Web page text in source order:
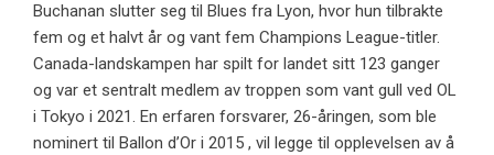
Buchanan slutter seg til Blues fra Lyon, hvor hun tilbrakte
fem og et halvt år og vant fem Champions League-titler.
Canada-landskampen har spilt for landet sitt 123 ganger
og var et sentralt medlem av troppen som vant gull ved OL
i Tokyo i 2021. En erfaren forsvarer, 26-åringen, som ble
nominert til Ballon d’Or i 2015 , vil legge til opplevelsen av å